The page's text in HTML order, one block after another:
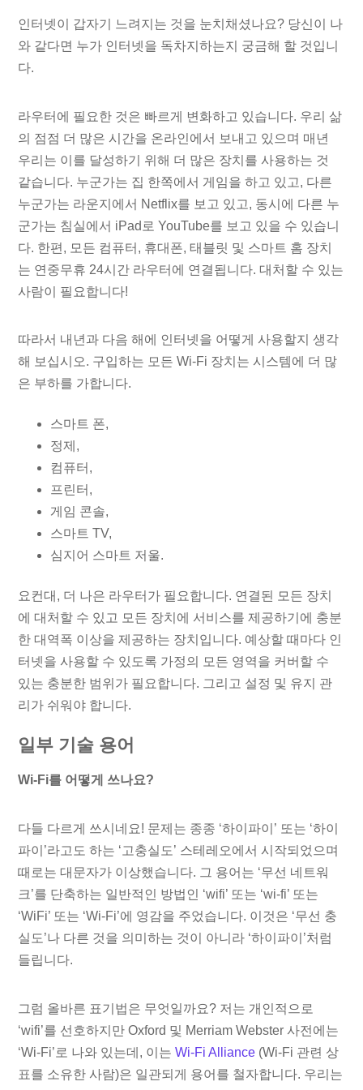
인터넷이 갑자기 느려지는 것을 눈치채셨나요? 당신이 나
와 같다면 누가 인터넷을 독차지하는지 궁금해 할 것입니
다.
라우터에 필요한 것은 빠르게 변화하고 있습니다. 우리 삶
의 점점 더 많은 시간을 온라인에서 보내고 있으며 매년
우리는 이를 달성하기 위해 더 많은 장치를 사용하는 것
같습니다. 누군가는 집 한쪽에서 게임을 하고 있고, 다른
누군가는 라운지에서 Netflix를 보고 있고, 동시에 다른 누
군가는 침실에서 iPad로 YouTube를 보고 있을 수 있습니
다. 한편, 모든 컴퓨터, 휴대폰, 태블릿 및 스마트 홈 장치
는 연중무휴 24시간 라우터에 연결됩니다. 대처할 수 있는
사람이 필요합니다!
따라서 내년과 다음 해에 인터넷을 어떻게 사용할지 생각
해 보십시오. 구입하는 모든 Wi-Fi 장치는 시스템에 더 많
은 부하를 가합니다.
스마트 폰,
정제,
컴퓨터,
프린터,
게임 콘솔,
스마트 TV,
심지어 스마트 저울.
요컨대, 더 나은 라우터가 필요합니다. 연결된 모든 장치
에 대처할 수 있고 모든 장치에 서비스를 제공하기에 충분
한 대역폭 이상을 제공하는 장치입니다. 예상할 때마다 인
터넷을 사용할 수 있도록 가정의 모든 영역을 커버할 수
있는 충분한 범위가 필요합니다. 그리고 설정 및 유지 관
리가 쉬워야 합니다.
일부 기술 용어
Wi-Fi를 어떻게 쓰나요?
다들 다르게 쓰시네요! 문제는 종종 ‘하이파이’ 또는 ‘하이
파이’라고도 하는 ‘고충실도’ 스테레오에서 시작되었으며
때로는 대문자가 이상했습니다. 그 용어는 ‘무선 네트워
크’를 단축하는 일반적인 방법인 ‘wifi’ 또는 ‘wi-fi’ 또는
‘WiFi’ 또는 ‘Wi-Fi’에 영감을 주었습니다. 이것은 ‘무선 충
실도’나 다른 것을 의미하는 것이 아니라 ‘하이파이’처럼
들립니다.
그럼 올바른 표기법은 무엇일까요? 저는 개인적으로
‘wifi’를 선호하지만 Oxford 및 Merriam Webster 사전에는
‘Wi-Fi’로 나와 있는데, 이는Wi-Fi Alliance (Wi-Fi 관련 상
표를 소유한 사람)은 일관되게 용어를 철자합니다. 우리는